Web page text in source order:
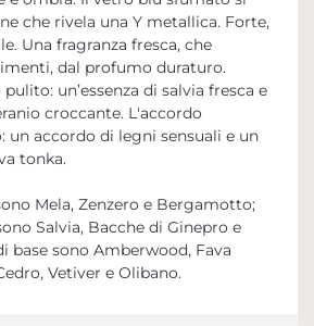
che rivela una Y metallica. Forte,
Una fragranza fresca, che
dal profumo duraturo.
un’essenza di salvia fresca e
croccante. L'accordo
un accordo di legni sensuali e un
tonka.
Mela, Zenzero e Bergamotto;
Salvia, Bacche di Ginepro e
base sono Amberwood, Fava
Vetiver e Olibano.